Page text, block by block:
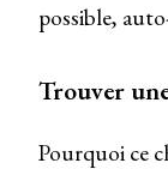
possible,
Trouver
Pourquoi ce